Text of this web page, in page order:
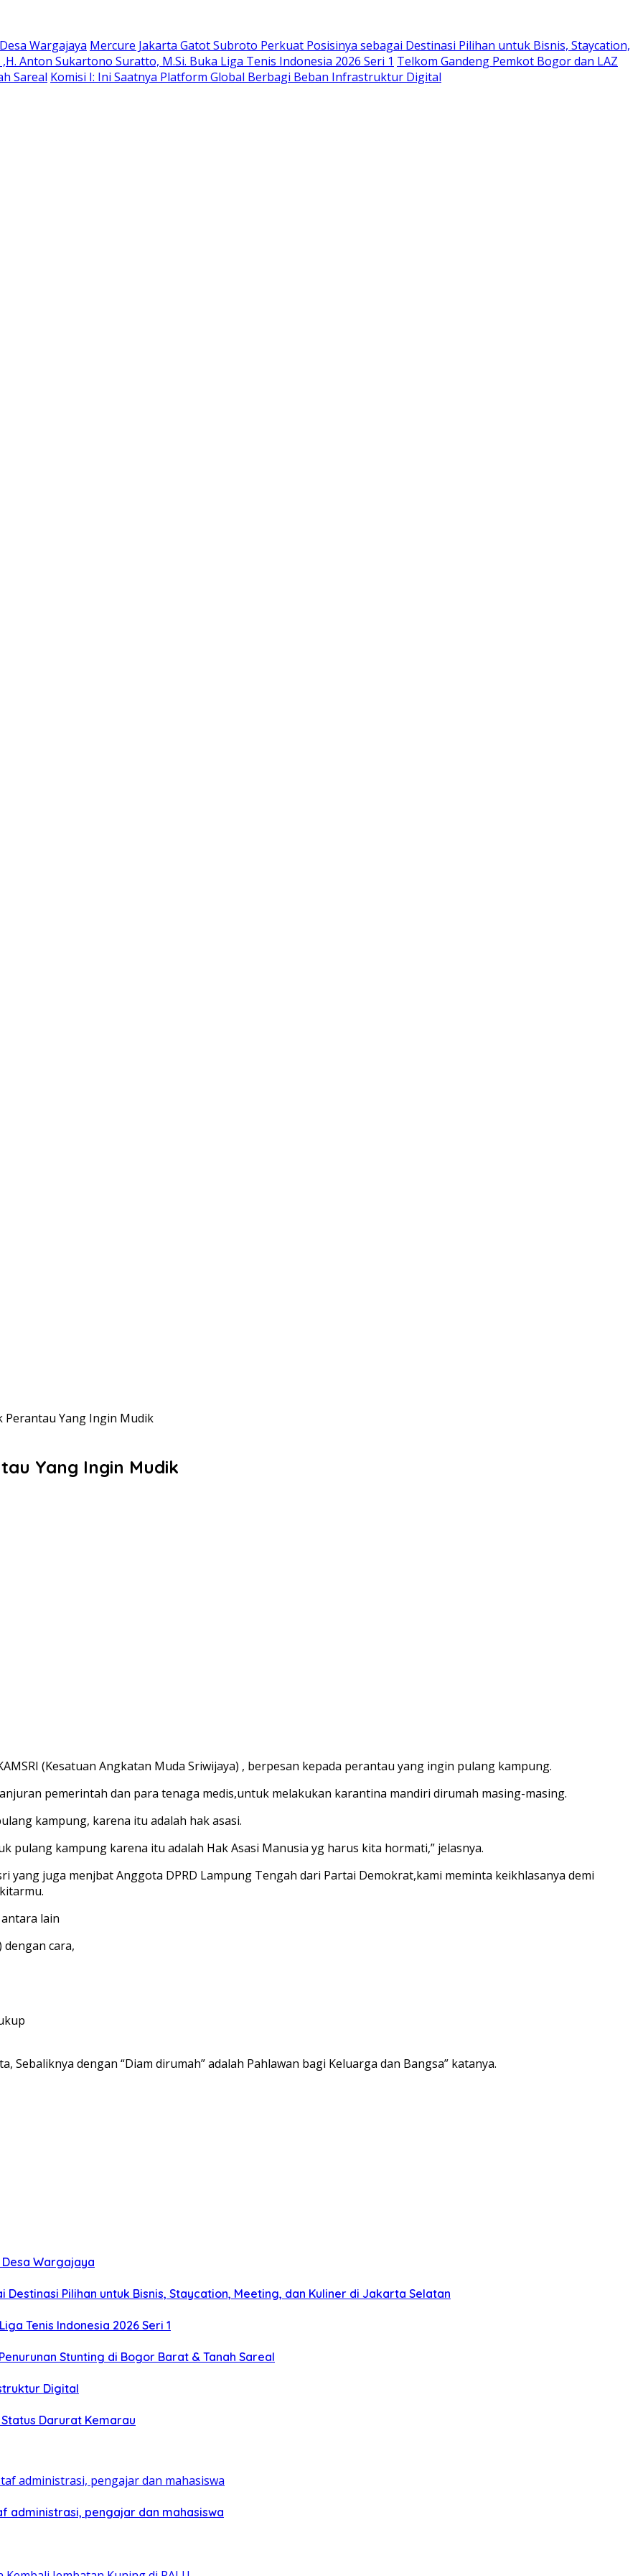
Wargajaya Mercure Jakarta Gatot Subroto Perkuat Posisinya sebagai Destinasi Pilihan untuk Bisnis, Staycation,
Anton Sukartono Suratto, M.Si. Buka Liga Tenis Indonesia 2026 Seri 1 Telkom Gandeng Pemkot Bogor dan LAZ
Sareal Komisi I: Ini Saatnya Platform Global Berbagi Beban Infrastruktur Digital
Perantau Yang Ingin Mudik
Yang Ingin Mudik
(Kesatuan Angkatan Muda Sriwijaya) , berpesan kepada perantau yang ingin pulang kampung.
pemerintah dan para tenaga medis,untuk melakukan karantina mandiri dirumah masing-masing.
kampung, karena itu adalah hak asasi.
pulang kampung karena itu adalah Hak Asasi Manusia yg harus kita hormati,” jelasnya.
yang juga menjbat Anggota DPRD Lampung Tengah dari Partai Demokrat,kami meminta keikhlasanya demi
lain
cara,
Sebaliknya dengan “Diam dirumah” adalah Pahlawan bagi Keluarga dan Bangsa” katanya.
Wargajaya
Pilihan untuk Bisnis, Staycation, Meeting, dan Kuliner di Jakarta Selatan
Tenis Indonesia 2026 Seri 1
Stunting di Bogor Barat & Tanah Sareal
Digital
Darurat Kemarau
administrasi, pengajar dan mahasiswa